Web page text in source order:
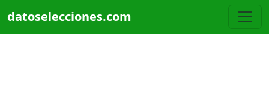
datoselecciones.com